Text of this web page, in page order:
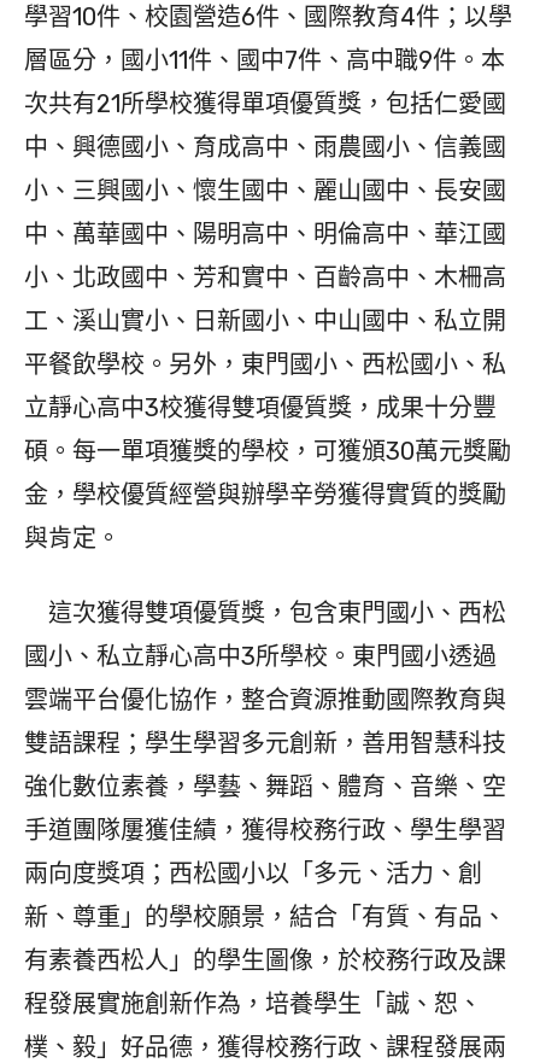
學習10件、校園營造6件、國際教育4件；以學
層區分，國小11件、國中7件、高中職9件。本
次共有21所學校獲得單項優質獎，包括仁愛國
中、興德國小、育成高中、雨農國小、信義國
小、三興國小、懷生國中、麗山國中、長安國
中、萬華國中、陽明高中、明倫高中、華江國
小、北政國中、芳和實中、百齡高中、木柵高
工、溪山實小、日新國小、中山國中、私立開
平餐飲學校。另外，東門國小、西松國小、私
立靜心高中3校獲得雙項優質獎，成果十分豐
碩。每一單項獲獎的學校，可獲頒30萬元獎勵
金，學校優質經營與辦學辛勞獲得實質的獎勵
與肯定。
這次獲得雙項優質獎，包含東門國小、西松
國小、私立靜心高中3所學校。東門國小透過
雲端平台優化協作，整合資源推動國際教育與
雙語課程；學生學習多元創新，善用智慧科技
強化數位素養，學藝、舞蹈、體育、音樂、空
手道團隊屢獲佳績，獲得校務行政、學生學習
兩向度獎項；西松國小以「多元、活力、創
新、尊重」的學校願景，結合「有質、有品、
有素養西松人」的學生圖像，於校務行政及課
程發展實施創新作為，培養學生「誠、恕、
樸、毅」好品德，獲得校務行政、課程發展兩